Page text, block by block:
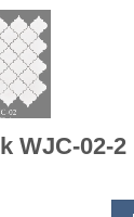
WJC-02-2